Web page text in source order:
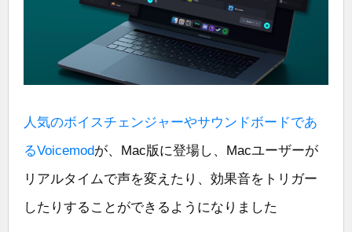
人気のボイスチェンジャーやサウンドボードであ
るVoicemodが、Mac版に登場し、Macユーザーが
リアルタイムで声を変えたり、効果音をトリガー
したりすることができるようになりました